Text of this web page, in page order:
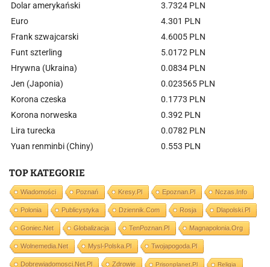
Dolar amerykański
3.7324 PLN
Euro
4.301 PLN
Frank szwajcarski
4.6005 PLN
Funt szterling
5.0172 PLN
Hrywna (Ukraina)
0.0834 PLN
Jen (Japonia)
0.023565 PLN
Korona czeska
0.1773 PLN
Korona norweska
0.392 PLN
Lira turecka
0.0782 PLN
Yuan renminbi (Chiny)
0.553 PLN
TOP KATEGORIE
Wiadomości Poznań Kresy.pl Epoznan.pl Nczas.info
Polonia Publicystyka Dziennik.com Rosja Dlapolski.pl
Goniec.net Globalizacja TenPoznan.pl Magnapolonia.org
Wolnemedia.net Mysl-Polska.pl Twojapogoda.pl
Dobrewiadomosci.net.pl Zdrowie Prisonplanet.pl Religia